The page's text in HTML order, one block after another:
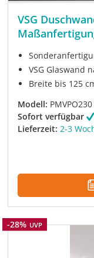
VSG
VSG Glaswand
Breite bis 125
Modell: PMVPO230
Sofort verfügbar
Lieferzeit: 2-3
Rabatt
-28% UVP